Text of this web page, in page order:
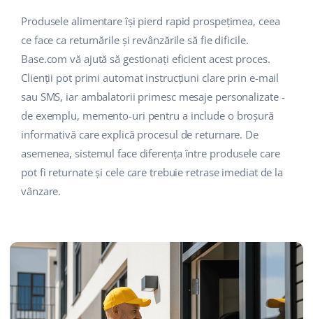
Produsele alimentare își pierd rapid prospețimea, ceea
ce face ca returnările și revânzările să fie dificile.
Base.com vă ajută să gestionați eficient acest proces.
Clienții pot primi automat instrucțiuni clare prin e-mail
sau SMS, iar ambalatorii primesc mesaje personalizate -
de exemplu, memento-uri pentru a include o broșură
informativă care explică procesul de returnare. De
asemenea, sistemul face diferența între produsele care
pot fi returnate și cele care trebuie retrase imediat de la
vânzare.